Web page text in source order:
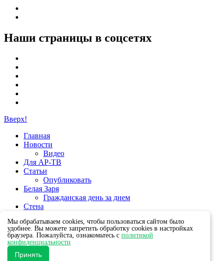
Наши страницы в соцсетях
Вверх!
Главная
Новости
Видео
Для АР-ТВ
Статьи
Опубликовать
Белая Заря
Гражданская день за днем
Стена
Мы обрабатываем cookies, чтобы пользоваться сайтом было
удобнее. Вы можете запретить обработку cookies в настройках
браузера. Пожалуйста, ознакомьтесь с политикой
конфиденциальности
Принять